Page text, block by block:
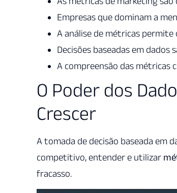
Empresas que dominam a
A análise de métricas permite
Decisões baseadas em dados
A compreensão das métricas
O Poder dos
Crescer
A tomada de decisão baseada em
competitivo, entender e utilizar
fracasso.